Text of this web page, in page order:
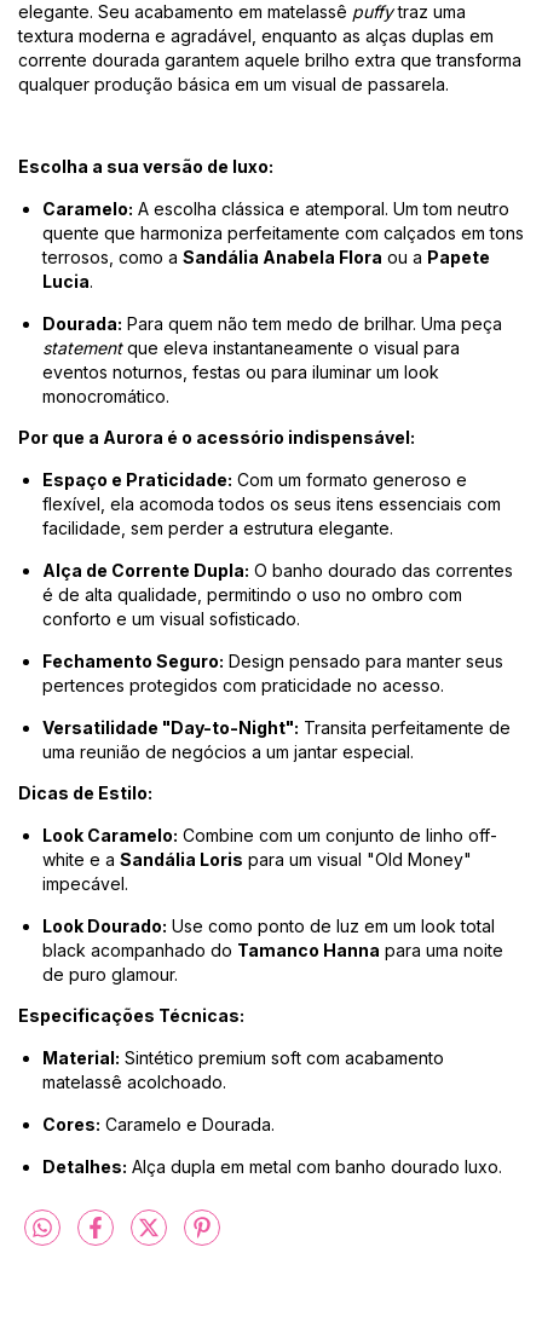
elegante. Seu acabamento em matelassê puffytraz uma
textura moderna e agradável, enquanto as alças duplas em
corrente dourada garantem aquele brilho extra que transforma
qualquer produção básica em um visual de passarela.
Escolha a sua versão de luxo:
Caramelo: A escolha clássica e atemporal. Um tom neutro
quente que harmoniza perfeitamente com calçados em tons
terrosos, como a Sandália Anabela Flora ou a Papete
Lucia.
Dourada: Para quem não tem medo de brilhar. Uma peça
statementque eleva instantaneamente o visual para
eventos noturnos, festas ou para iluminar um look
monocromático.
Por que a Aurora é o acessório indispensável:
Espaço e Praticidade: Com um formato generoso e
flexível, ela acomoda todos os seus itens essenciais com
facilidade, sem perder a estrutura elegante.
Alça de Corrente Dupla: O banho dourado das correntes
é de alta qualidade, permitindo o uso no ombro com
conforto e um visual sofisticado.
Fechamento Seguro: Design pensado para manter seus
pertences protegidos com praticidade no acesso.
Versatilidade "Day-to-Night": Transita perfeitamente de
uma reunião de negócios a um jantar especial.
Dicas de Estilo:
Look Caramelo: Combine com um conjunto de linho off-
white e a Sandália Loris para um visual "Old Money"
impecável.
Look Dourado: Use como ponto de luz em um look total
black acompanhado do Tamanco Hanna para uma noite
de puro glamour.
Especificações Técnicas:
Material: Sintético premium soft com acabamento
matelassê acolchoado.
Cores: Caramelo e Dourada.
Detalhes: Alça dupla em metal com banho dourado luxo.